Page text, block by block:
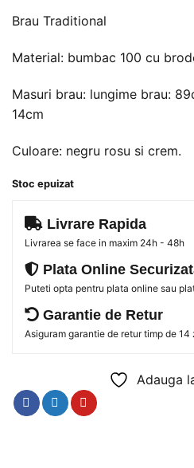
inițial
a
fost:
89 lei.
59 lei.
Brau Traditional
Material: bumbac 100 cu
Masuri brau: lungime brau:
14cm
Culoare: negru rosu si crem.
Stoc epuizat
Livrare Rapida
Livrarea se face in maxim 24h - 48h
Plata Online
Puteti opta pentru plata online sau
Garantie de Retur
Asiguram garantie de retur timp de 14
Adauga